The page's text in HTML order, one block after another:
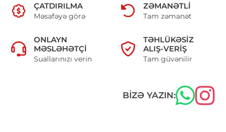
ÇATDIRILMA
Məsafəyə görə
ZƏMANƏTLI
Tam zəmanət
ONLAYN
MƏSLƏHƏTÇI
Suallarınızı verin
TƏHLÜKƏSIZ
ALIŞ-VERIŞ
Tam güvənilir
BIZƏ YAZIN: